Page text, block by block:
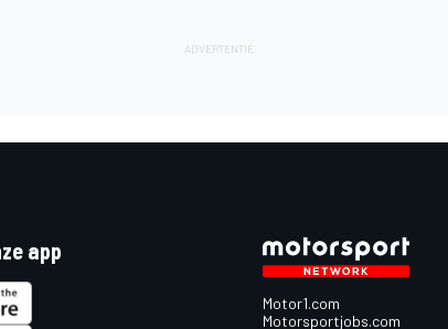
app
Motor1.com
Motorsportjobs.com